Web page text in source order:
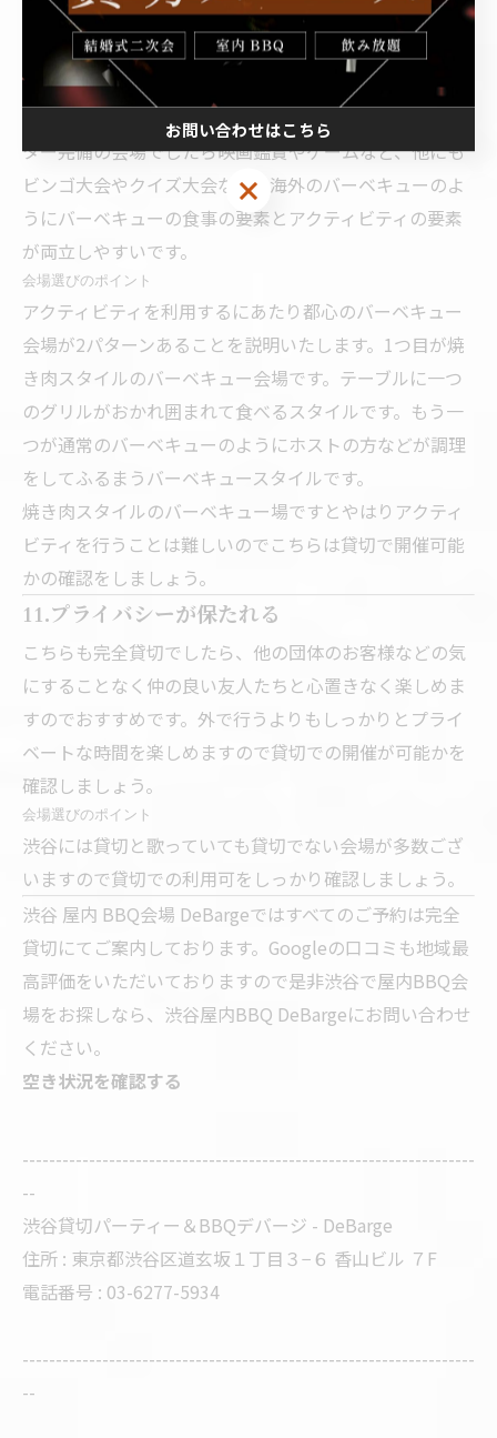
び、川遊びなど自然を楽しめる反面、怪我や目から離せ
なくなるなどのデメリットがあります。屋内バーベキュ
ーはお子様が見当たらなくなる心配もございませんの
で、大人同士ゆっくりと会話を楽しめます。プロジェク
ター完備の会場でしたら映画鑑賞やゲームなど、他にも
ビンゴ大会やクイズ大会など、海外のバーベキューのよ
うにバーベキューの食事の要素とアクティビティの要素
が両立しやすいです。
会場選びのポイント
アクティビティを利用するにあたり都心のバーベキュー
会場が2パターンあることを説明いたします。1つ目が焼
き肉スタイルのバーベキュー会場です。テーブルに一つ
のグリルがおかれ囲まれて食べるスタイルです。もう一
つが通常のバーベキューのようにホストの方などが調理
をしてふるまうバーベキュースタイルです。
焼き肉スタイルのバーベキュー場ですとやはりアクティ
ビティを行うことは難しいのでこちらは貸切で開催可能
かの確認をしましょう。
11.プライバシーが保たれる
こちらも完全貸切でしたら、他の団体のお客様などの気
にすることなく仲の良い友人たちと心置きなく楽しめま
すのでおすすめです。外で行うよりもしっかりとプライ
ベートな時間を楽しめますので貸切での開催が可能かを
確認しましょう。
会場選びのポイント
渋谷には貸切と歌っていても貸切でない会場が多数ござ
いますので貸切での利用可をしっかり確認しましょう。
渋谷 屋内 BBQ会場 DeBargeではすべてのご予約は完全
貸切にてご案内しております。Googleの口コミも地域最
高評価をいただいておりますので是非渋谷で屋内BBQ会
場をお探しなら、渋谷屋内BBQ DeBargeにお問い合わせ
ください。
空き状況を確認する
--------------------------------------------------------------------
--
渋谷貸切パーティー＆BBQデバージ - DeBarge
住所 : 東京都渋谷区道玄坂１丁目３−６ 香山ビル ７F
電話番号 : 03-6277-5934
--------------------------------------------------------------------
--
お問い合わせはこちら